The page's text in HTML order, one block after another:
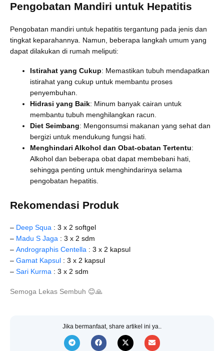
Pengobatan Mandiri untuk Hepatitis
Pengobatan mandiri untuk hepatitis tergantung pada jenis dan
tingkat keparahannya. Namun, beberapa langkah umum yang
dapat dilakukan di rumah meliputi:
Istirahat yang Cukup: Memastikan tubuh mendapatkan
istirahat yang cukup untuk membantu proses
penyembuhan.
Hidrasi yang Baik: Minum banyak cairan untuk
membantu tubuh menghilangkan racun.
Diet Seimbang: Mengonsumsi makanan yang sehat dan
bergizi untuk mendukung fungsi hati.
Menghindari Alkohol dan Obat-obatan Tertentu:
Alkohol dan beberapa obat dapat membebani hati,
sehingga penting untuk menghindarinya selama
pengobatan hepatitis.
Rekomendasi Produk
– Deep Squa : 3 x 2 softgel
– Madu S Jaga : 3 x 2 sdm
– Andrographis Centella : 3 x 2 kapsul
– Gamat Kapsul : 3 x 2 kapsul
– Sari Kurma : 3 x 2 sdm
Semoga Lekas Sembuh 😊🙏
Jika bermanfaat, share artikel ini ya..